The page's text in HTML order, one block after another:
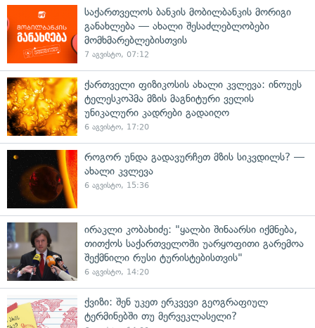
საქართველოს ბანკის მობილბანკის მორიგი
განახლება — ახალი შესაძლებლობები
მომხმარებლებისთვის
7 აგვისტო, 07:12
ქართველი ფიზიკოსის ახალი კვლევა: ინოუეს
ტელესკოპმა მზის მაგნიტური ველის
უნიკალური კადრები გადაიღო
6 აგვისტო, 17:20
როგორ უნდა გადავურჩეთ მზის სიკვდილს? —
ახალი კვლევა
6 აგვისტო, 15:36
ირაკლი კობახიძე: "ყალბი შინაარსი იქმნება,
თითქოს საქართველოში უარყოფითი გარემოა
შექმნილი რუსი ტურისტებისთვის"
6 აგვისტო, 14:20
ქვიზი: შენ უკეთ ერკვევი გეოგრაფიულ
ტერმინებში თუ მერვეკლასელი?